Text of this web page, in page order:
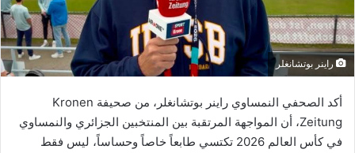
راينر بوتشانغلر
أكد الصحفي النمساوي راينر بوتشانغلر، من صحيفة Kronen
Zeitung، أن المواجهة المرتقبة بين المنتخبين الجزائري والنمساوي
في كأس العالم 2026 تكتسي طابعاً خاصاً وحساساً، ليس فقط